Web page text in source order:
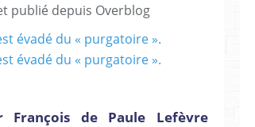
publié depuis Overblog
François de Paule Lefèvre